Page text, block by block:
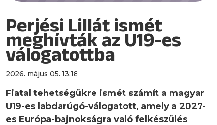
Perjési Lillát ismét
meghívták az U19-es
válogatottba
2026. május 05. 13:18
Fiatal tehetségükre ismét számít a magyar
U19-es labdarúgó-válogatott, amely a 2027-
es Európa-bajnokságra való felkészülés